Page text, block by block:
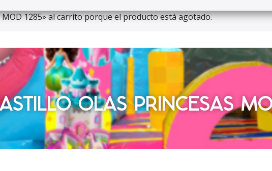
MOD 1285» al carrito porque el producto está agotado.
OLAS PRINCESAS